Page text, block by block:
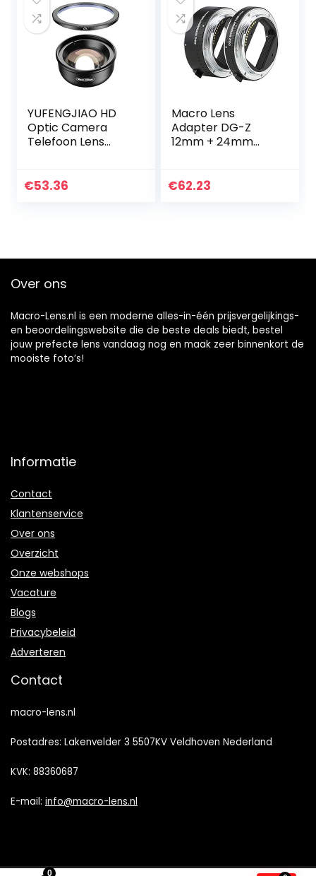
0
YUFENGJIAO HD
Optic Camera
Telefoon Lens
lenzen Fit for
€53.36
Macro Lens
Adapter DG-Z
12mm + 24mm
Automatische
€62.23
Over ons
Macro-Lens.nl is een moderne alles-in-één prijsvergelijkings-
en beoordelingswebsite die de beste deals biedt, bestel
jouw prefecte lens vandaag nog en maak zeer binnenkort de
mooiste foto’s!
Informatie
Contact
Klantenservice
Over ons
Overzicht
Onze webshops
Vacature
Blogs
Privacybeleid
Adverteren
Contact
macro-lens.nl
Postadres: Lakenvelder 3 5507KV Veldhoven Nederland
KVK: 88360687
E-mail: info@macro-lens.nl